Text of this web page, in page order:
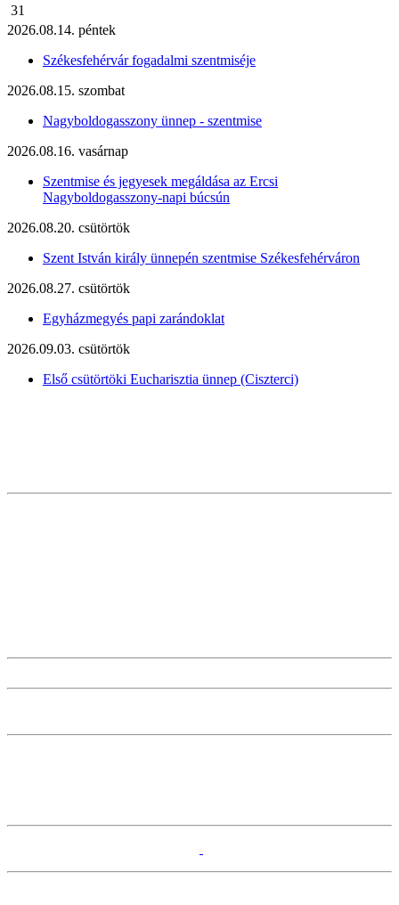
31
2026.08.14. péntek
Székesfehérvár fogadalmi szentmiséje
2026.08.15. szombat
Nagyboldogasszony ünnep - szentmise
2026.08.16. vasárnap
Szentmise és jegyesek megáldása az Ercsi
Nagyboldogasszony-napi búcsún
2026.08.20. csütörtök
Szent István király ünnepén szentmise Székesfehérváron
2026.08.27. csütörtök
Egyházmegyés papi zarándoklat
2026.09.03. csütörtök
Első csütörtöki Eucharisztia ünnep (Ciszterci)